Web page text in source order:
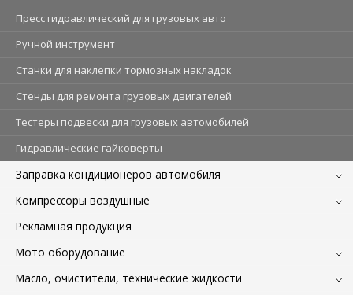
Пресс гидравлический для грузовых авто
Ручной инструмент
Станки для наклепки тормозных накладок
Стенды для ремонта грузовых двигателей
Тестеры подвески для грузовых автомобилей
Гидравлические гайковерты
Заправка кондиционеров автомобиля
Компрессоры воздушные
Рекламная продукция
Мото оборудование
Масло, очистители, технические жидкости